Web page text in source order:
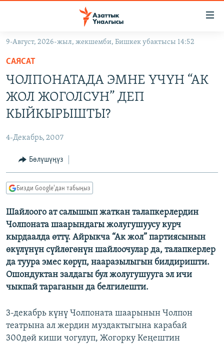
Навигацияга
өтүңүз
Издөөгө
салыңыз
САЯСАТ
МАДАНИЯТ
ДҮЙНӨ
УКРАИНА
ТВ ПРОГРАММАЛАР
БҮГҮН АЗАТТЫКТА
ДАНИСТЕ
ЭЖЕ-СИҢДИЛЕР
АЗАТТЫК+
ЫҢГАЙСЫЗ СУРООЛОР
ПОДКАСТ
9-Август, 2026-жыл, жекшемби, Бишкек убактысы 14:52
САЯСАТ
ЧОЛПОНАТАДА ЭМНЕ ҮЧҮН “АК
ЖОЛ ЖОГОЛСУН” ДЕП
КЫЙКЫРЫШТЫ?
4-Декабрь, 2007
Бөлүшүңүз
Бизди Google'дан табыңыз
Шайлоого ат салышып жаткан талапкерлердин
Чолпоната шаарындагы жолугушуусу курч
кырдаалда өттү. Айрыкча “Ак жол” партиясынын
өкүлүнүн сүйлөгөнүн шайлоочулар да, талапкерлер
да туура эмес көрүп, нааразылыгын билдиришти.
Ошондуктан залдагы бул жолугушууга эл ичи
чыкпай тараганын да белгилешти.
3-декабрь күнү Чолпоната шаарынын Чолпон
театрына ал жердин муздактыгына карабай
300дөй киши чогулуп, Жогорку Кеңештин